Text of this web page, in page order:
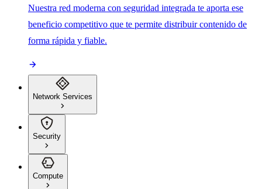
Nuestra red moderna con seguridad integrada te aporta ese
beneficio competitivo que te permite distribuir contenido de
forma rápida y fiable.
Network Services
Security
Compute